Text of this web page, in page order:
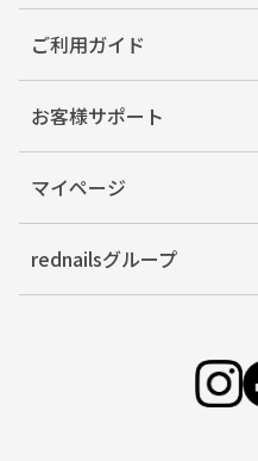
ご利用ガイド
お客様サポート
マイページ
rednailsグループ